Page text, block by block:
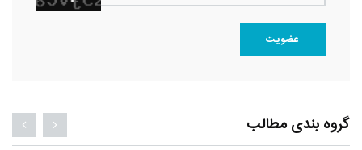
عضویت
گروه بندی مطالب